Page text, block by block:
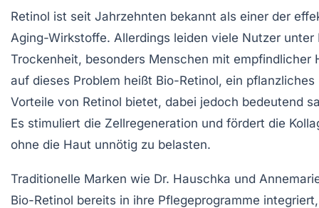
Retinol ist seit Jahrzehnten bekannt als einer der
Aging-Wirkstoffe. Allerdings leiden viele Nutzer unter
Trockenheit, besonders Menschen mit empfindlicher
auf dieses Problem heißt Bio-Retinol, ein
Vorteile von Retinol bietet, dabei jedoch bedeutend
Es stimuliert die Zellregeneration und fördert die
ohne die Haut unnötig zu belasten.
Traditionelle Marken wie Dr. Hauschka und
Bio-Retinol bereits in ihre Pflegeprogramme